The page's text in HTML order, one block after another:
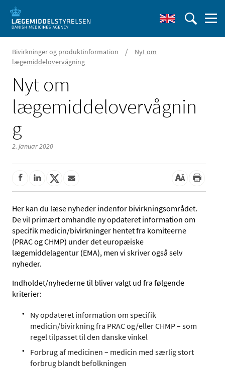
Bivirkninger og produktinformation /
Nyt om
lægemiddelovervågning
Nyt om
lægemiddelovervågnin
g
2. januar 2020
Her kan du læse nyheder indenfor bivirkningsområdet.
De vil primært omhandle ny opdateret information om
specifik medicin/bivirkninger hentet fra komiteerne
(PRAC og CHMP) under det europæiske
lægemiddelagentur (EMA), men vi skriver også selv
nyheder.
Indholdet/nyhederne til bliver valgt ud fra følgende
kriterier:
Ny opdateret information om specifik
medicin/bivirkning fra PRAC og/eller CHMP – som
regel tilpasset til den danske vinkel
Forbrug af medicinen – medicin med særlig stort
forbrug blandt befolkningen